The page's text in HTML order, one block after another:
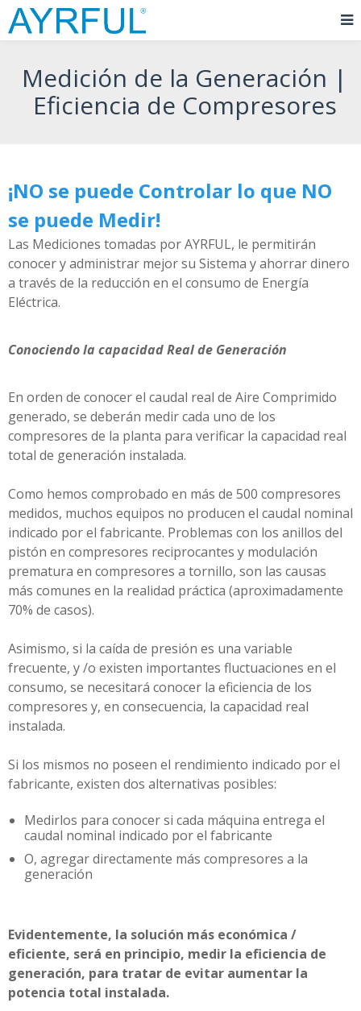
Medición de la Generación |
Eficiencia de Compresores
¡NO se puede Controlar lo que NO
se puede Medir!
Las Mediciones tomadas por AYRFUL, le permitirán
conocer y administrar mejor su Sistema y ahorrar dinero
a través de la reducción en el consumo de Energía
Eléctrica.
Conociendo la capacidad Real de Generación
En orden de conocer el caudal real de Aire Comprimido
generado, se deberán medir cada uno de los
compresores de la planta para verificar la capacidad real
total de generación instalada.
Como hemos comprobado en más de 500 compresores
medidos, muchos equipos no producen el caudal nominal
indicado por el fabricante. Problemas con los anillos del
pistón en compresores reciprocantes y modulación
prematura en compresores a tornillo, son las causas
más comunes en la realidad práctica (aproximadamente
70% de casos).
Asimismo, si la caída de presión es una variable
frecuente, y /o existen importantes fluctuaciones en el
consumo, se necesitará conocer la eficiencia de los
compresores y, en consecuencia, la capacidad real
instalada.
Si los mismos no poseen el rendimiento indicado por el
fabricante, existen dos alternativas posibles:
Medirlos para conocer si cada máquina entrega el
caudal nominal indicado por el fabricante
O, agregar directamente más compresores a la
generación
Evidentemente, la solución más económica /
eficiente, será en principio, medir la eficiencia de
generación, para tratar de evitar aumentar la
potencia total instalada.